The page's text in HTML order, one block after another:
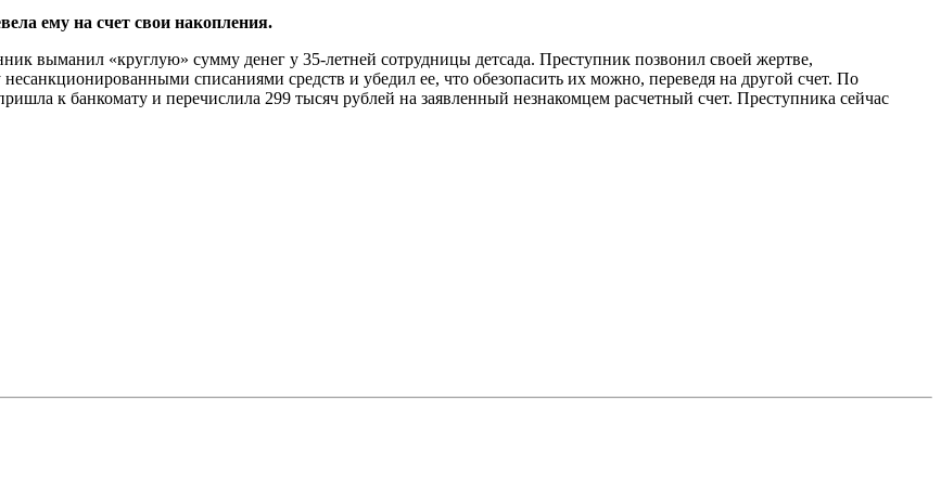
ему на счет свои накопления.
выманил «круглую» сумму денег у 35-летней сотрудницы детсада. Преступник позвонил своей жертве,
списаниями средств и убедил ее, что обезопасить их можно, переведя на другой счет. По
к банкомату и перечислила 299 тысяч рублей на заявленный незнакомцем расчетный счет. Преступника сейчас